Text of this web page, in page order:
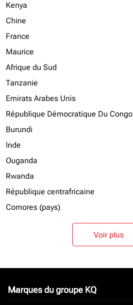
Kenya
Chine
France
Maurice
Afrique du Sud
Tanzanie
Emirats Arabes Unis
République Démocratique Du Congo
Burundi
Inde
Ouganda
Rwanda
République centrafricaine
Comores (pays)
Voir plus
Marques du groupe KQ
keyboard_arrow_down